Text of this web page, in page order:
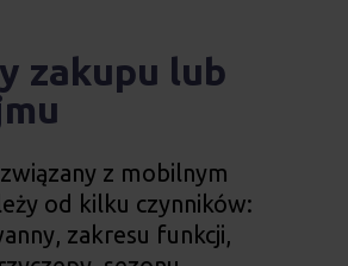
zakupu lub
z mobilnym
od kilku czynników:
zakresu funkcji,